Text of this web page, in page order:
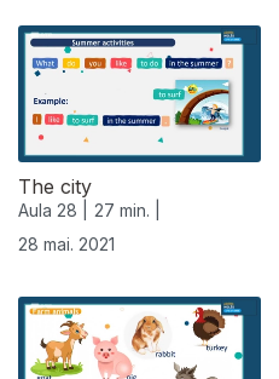
The city
Aula 28 |
27 min. |
28 mai. 2021